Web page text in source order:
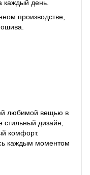
каждый день.
производстве,
любимой вещью в
стильный дизайн,
комфорт.
каждым моментом